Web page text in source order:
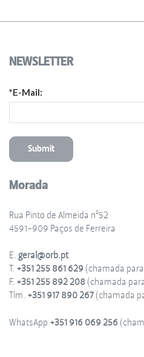
NEWSLETTER
*E-Mail:
Morada
Rua Pinto de Almeida nº52
4591-909 Paços de Ferreira
E. geral@orb.pt
T. +351 255 861 629 (chamada
F. +351 255 892 208(chamada
Tlm. +351 917 890 267(chamada
WhatsApp +351 916 069 256